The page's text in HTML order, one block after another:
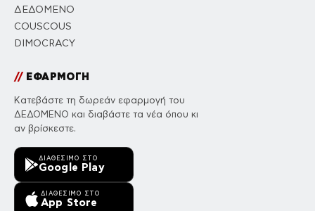
ΔΕΔΟΜΕΝΟ
COUSCOUS
DIMOCRACY
//ΕΦΑΡΜΟΓΗ
Κατεβάστε τη δωρεάν εφαρμογή του
ΔΕΔΟΜΕΝΟ και διαβάστε τα νέα όπου κι
αν βρίσκεστε.
ΔΙΑΘΈΣΙΜΟ ΣΤΟ
Google Play
ΔΙΑΘΈΣΙΜΟ ΣΤΟ
App Store